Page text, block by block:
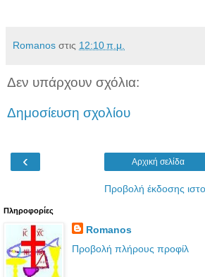
Romanos στις 12:10 π.μ.
Δεν υπάρχουν σχόλια:
Δημοσίευση σχολίου
‹ Αρχική σελίδα
Προβολή έκδοσης
Πληροφορίες
Romanos
Προβολή πλήρους προφίλ